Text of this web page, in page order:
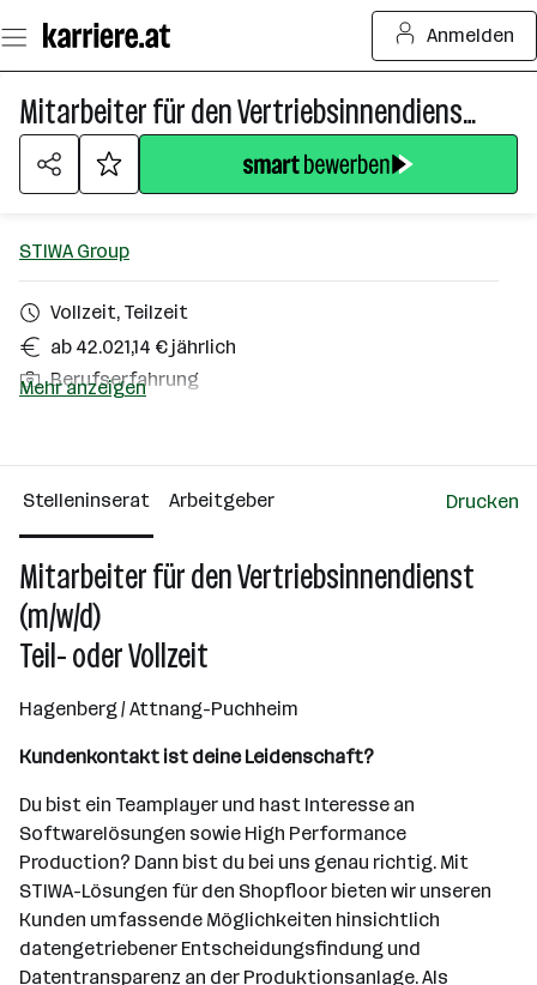
Seiteninhalt
springen
Anmelden
Mitarbeiter für den Vertriebsinnendienst (m/w/d)
STIWA Group
Vollzeit, Teilzeit
ab 42.021,14 € jährlich
Berufserfahrung
Über das Unternehmen
501 - 2500 Mitarbeiter*innen
Attnang-Puchheim
Mehr anzeigen
Stelleninserat Arbeitgeber Drucken
Mitarbeiter für den Vertriebsinnendienst
(m/w/d)
Teil- oder Vollzeit
Hagenberg / Attnang-Puchheim
Kundenkontakt ist deine Leidenschaft?
Du bist ein Teamplayer und hast Interesse an
Softwarelösungen sowie High Performance
Production? Dann bist du bei uns genau richtig. Mit
STIWA-Lösungen für den Shopfloor bieten wir unseren
Kunden umfassende Möglichkeiten hinsichtlich
datengetriebener Entscheidungsfindung und
Datentransparenz an der Produktionsanlage. Als